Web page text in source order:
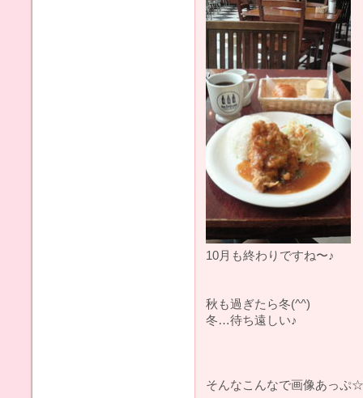
10月も終わりですね〜♪
秋も過ぎたら冬(^^)
冬…待ち遠しい♪
そんなこんなで画像あっぷ☆